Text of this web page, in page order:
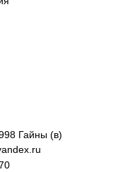
Гайны (в)